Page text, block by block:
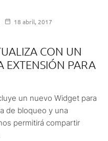
18 abril, 2017
CON UN
EXTENSIÓN PARA
un nuevo Widget para
de bloqueo y una
permitirá compartir